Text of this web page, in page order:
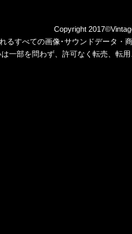
Copyright
るすべての画像･サウンドデータ・
一部を問わず、許可なく転売、転